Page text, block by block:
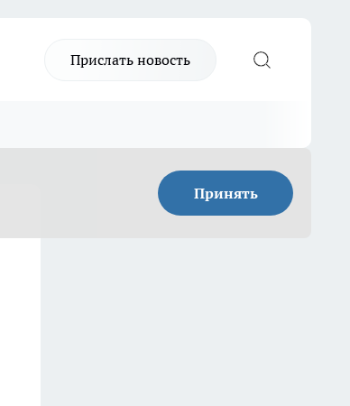
Прислать новость
Принять